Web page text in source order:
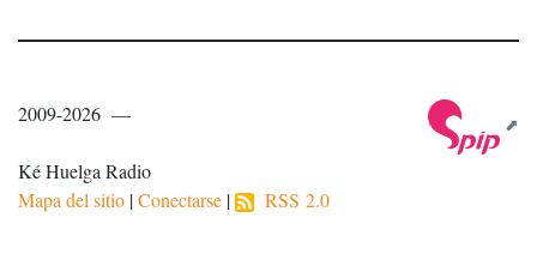
2009-2026 —
Ké Huelga Radio
Mapa del sitio |Conectarse | RSS 2.0